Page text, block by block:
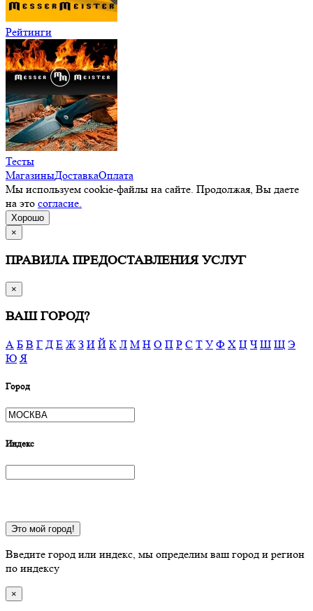
Рейтинги
Тесты
МагазиныДоставкаОплата
Мы используем cookie-файлы на сайте. Продолжая, Вы даете
на это согласие.
Хорошо
×
ПРАВИЛА ПРЕДОСТАВЛЕНИЯ УСЛУГ
×
ВАШ ГОРОД?
А Б В Г Д Е Ж З И Й К Л М Н О П Р С Т У Ф Х Ц Ч Ш Щ Э
Ю Я
Город
Индекс
Это мой город!
Введите город или индекс, мы определим ваш город и регион
по индексу
×